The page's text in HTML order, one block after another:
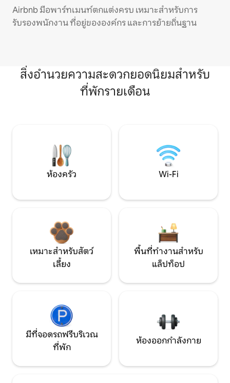
Airbnb มีอพาร์ทเมนท์ตกแต่งครบ เหมาะสำหรับการ
รับรองพนักงาน ที่อยู่ขององค์กร และการย้ายถิ่นฐาน
สิ่งอำนวยความสะดวกยอดนิยมสำหรับ
ที่พักรายเดือน
ห้องครัว Wi-Fi
เหมาะสำหรับสัตว์
เลี้ยง
พื้นที่ทำงานสำหรับ
แล็ปท็อป
มีที่จอดรถฟรีบริเวณ
ที่พัก
ห้องออกกำลังกาย